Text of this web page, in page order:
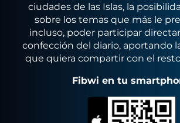
ciudades de las Islas, la
sobre los temas que más le
incluso, poder participar
confección del diario, aportando
que quiera compartir con el
Fibwi en tu